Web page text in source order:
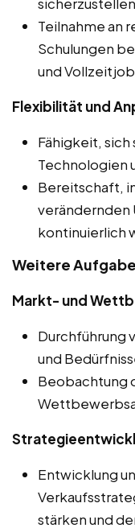
Teilnahme an
Schulungen
und
Flexibilität und
Fähigkeit, sich
Technologien
Bereitschaft,
verändernden
kontinuierlich
Weitere
Markt- und
Durchführung
und
Beobachtung
Entwicklung
stärken und